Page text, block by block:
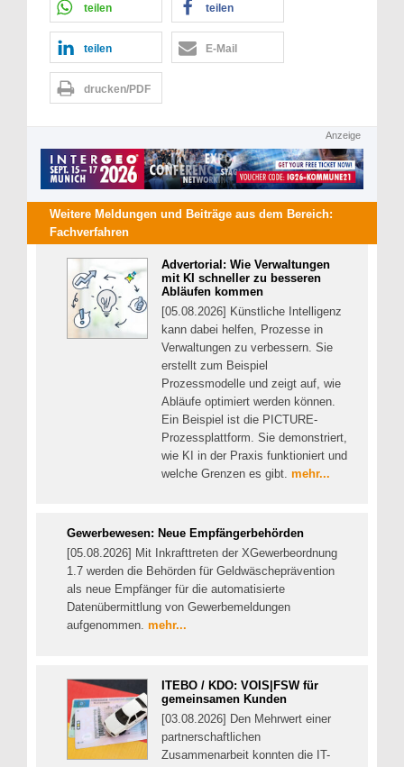
teilen teilen
teilen E-Mail
drucken/PDF
Anzeige
Weitere Meldungen und Beiträge aus dem Bereich:
Fachverfahren
Advertorial: Wie Verwaltungen
mit KI schneller zu besseren
Abläufen kommen
[05.08.2026] Künstliche Intelligenz
kann dabei helfen, Prozesse in
Verwaltungen zu verbessern. Sie
erstellt zum Beispiel
Prozessmodelle und zeigt auf, wie
Abläufe optimiert werden können.
Ein Beispiel ist die PICTURE-
Prozessplattform. Sie demonstriert,
wie KI in der Praxis funktioniert und
welche Grenzen es gibt. mehr...
Gewerbewesen: Neue Empfängerbehörden
[05.08.2026] Mit Inkrafttreten der XGewerbeordnung
1.7 werden die Behörden für Geldwäscheprävention
als neue Empfänger für die automatisierte
Datenübermittlung von Gewerbemeldungen
aufgenommen. mehr...
ITEBO / KDO: VOIS|FSW für
gemeinsamen Kunden
[03.08.2026] Den Mehrwert einer
partnerschaftlichen
Zusammenarbeit konnten die IT-